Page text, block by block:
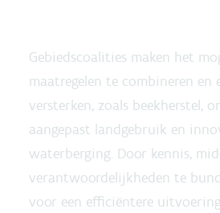
Gebiedscoalities maken het
maatregelen te combineren en
versterken, zoals beekherstel,
aangepast landgebruik en
waterberging. Door kennis,
verantwoordelijkheden te
voor een efficiëntere